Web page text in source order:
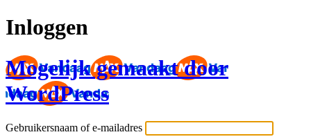
Inloggen
Mogelijk gemaakt door
WordPress
Gebruikersnaam of e-mailadres